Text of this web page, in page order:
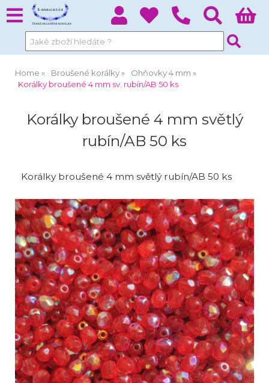
Home Broušené korálky
Ohňovky 4 mm
Korálky broušené 4 mm sv. rubín/AB 50 ks
Korálky broušené 4 mm světlý
rubín/AB 50 ks
Korálky broušené 4 mm světlý rubín/AB 50 ks